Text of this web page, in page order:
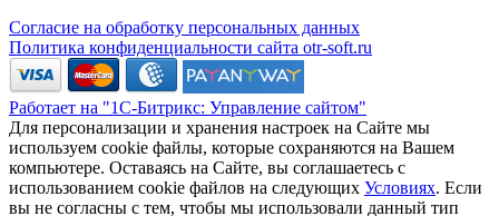
Согласие на обработку персональных данных
Политика конфиденциальности сайта otr-soft.ru
Работает на "1С-Битрикс: Управление сайтом"
Для персонализации и хранения настроек на Сайте мы
используем cookie файлы, которые сохраняются на Вашем
компьютере. Оставаясь на Сайте, вы соглашаетесь с
использованием cookie файлов на следующих Условиях. Если
вы не согласны с тем, чтобы мы использовали данный тип